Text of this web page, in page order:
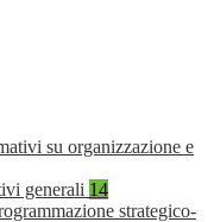
su organizzazione e
generali 14
strategico-